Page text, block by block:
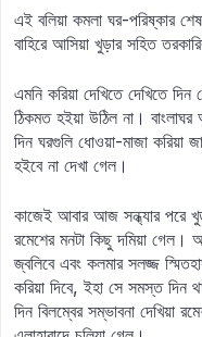
এই বলিয়া কমলা ঘর-পরিষ্কার
বাহিরে আসিয়া খুড়ার সহিত
এমনি করিয়া দেখিতে দেখিতে
ঠিকমত হইয়া উঠিল না।
দিন ঘরগুলি ধোওয়া-মাজা করিয়া
হইবে না দেখা গেল।
কাজেই আবার আজ সন্ধ্যার পরে
রমেশের মনটা কিছু দমিয়া গেল।
জ্বলিবে এবং কলমার সলজ্জ
করিয়া দিবে, ইহা সে সমস্ত দিন
দিন বিলম্বের সম্ভাবনা দেখিয়া